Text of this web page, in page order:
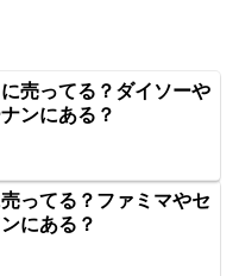
売ってる？ダイソーや
ンにある？
ってる？ファミマやセ
にある？